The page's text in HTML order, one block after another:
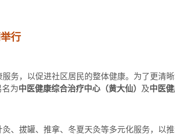
行
务，以促进社区居民的整体健康。为了更清
为中医健康综合治疗中心（黄大仙） 及中医
、拔罐、推拿、冬夏天灸等多元化服务，以